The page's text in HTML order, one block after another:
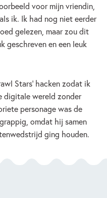
voor mijn vriendin,
ik. Ik had nog niet eerder
gelezen, maar zou dit
geschreven en een leuk
Stars’ hacken zodat ik
digitale wereld zonder
personage was de
omdat hij samen
ging houden.